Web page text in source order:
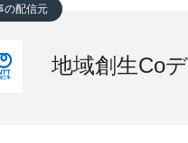
の配信元
地域創生Co